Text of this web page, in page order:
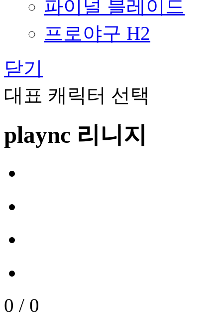
파이널 블레이드
프로야구 H2
닫기
대표 캐릭터 선택
plaync 리니지
0 / 0